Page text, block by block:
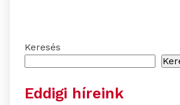
Keresés
Eddigi híreink